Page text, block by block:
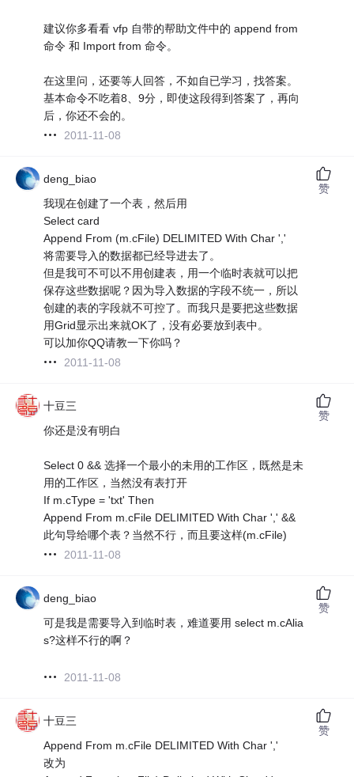
建议你多看看 vfp 自带的帮助文件中的 append from
命令 和 Import from 命令。
在这里问，还要等人回答，不如自已学习，找答案。
基本命令不吃着8、9分，即使这段得到答案了，再向
后，你还不会的。
2011-11-08
deng_biao
我现在创建了一个表，然后用
Select card
Append From (m.cFile) DELIMITED With Char ','
将需要导入的数据都已经导进去了。
但是我可不可以不用创建表，用一个临时表就可以把
保存这些数据呢？因为导入数据的字段不统一，所以
创建的表的字段就不可控了。而我只是要把这些数据
用Grid显示出来就OK了，没有必要放到表中。
可以加你QQ请教一下你吗？
2011-11-08
赞
十豆三
你还是没有明白
Select 0 && 选择一个最小的未用的工作区，既然是未
用的工作区，当然没有表打开
If m.cType = 'txt' Then
Append From m.cFile DELIMITED With Char ',' &&
此句导给哪个表？当然不行，而且要这样(m.cFile)
2011-11-08
赞
deng_biao
可是我是需要导入到临时表，难道要用 select m.cAlia
s?这样不行的啊？
2011-11-08
赞
十豆三
Append From m.cFile DELIMITED With Char ','
改为
赞